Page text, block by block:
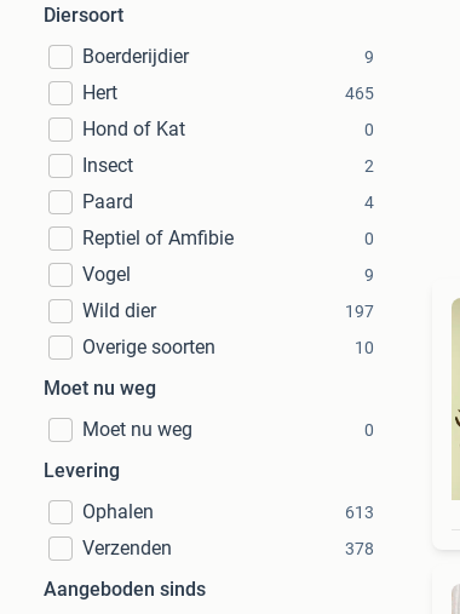
Diersoort
Boerderijdier
9
Hert 465
Hond of Kat 0
Insect 2
Paard 4
Reptiel of Amfibie 0
Vogel 9
Wild dier 197
Overige soorten 10
Moet nu weg
Moet nu weg
0
Levering
Ophalen
613
Verzenden 378
Aangeboden sinds